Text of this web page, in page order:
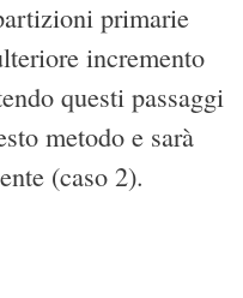
primarie
incremento
questi passaggi
metodo e sarà
(caso 2).